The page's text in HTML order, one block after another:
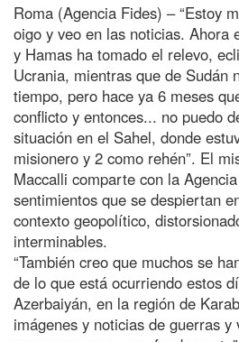
Roma (Agencia Fides) – “Estoy
oigo y veo en las noticias. Ahora
y Hamas ha tomado el relevo,
Ucrania, mientras que de Sudán
tiempo, pero hace ya 6 meses
conflicto y entonces... no puedo
situación en el Sahel, donde
misionero y 2 como rehén”. El
Maccalli comparte con la
sentimientos que se despiertan
contexto geopolítico,
interminables.
“También creo que muchos se
de lo que está ocurriendo estos
Azerbaiyán, en la región de
imágenes y noticias de guerras y